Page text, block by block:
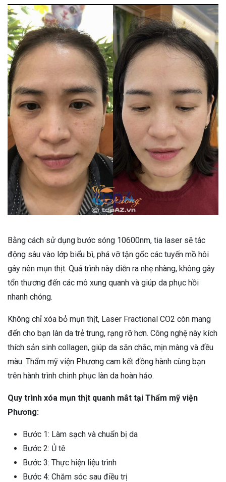
Bằng cách sử dụng bước sóng 10600nm, tia laser sẽ tác
động sâu vào lớp biểu bì, phá vỡ tận gốc các tuyến mồ hôi
gây nên mụn thịt. Quá trình này diễn ra nhẹ nhàng, không gây
tổn thương đến các mô xung quanh và giúp da phục hồi
nhanh chóng.
Không chỉ xóa bỏ mụn thịt, Laser Fractional CO2 còn mang
đến cho bạn làn da trẻ trung, rạng rỡ hơn. Công nghệ này kích
thích sản sinh collagen, giúp da săn chắc, mịn màng và đều
màu. Thẩm mỹ viện Phương cam kết đồng hành cùng bạn
trên hành trình chinh phục làn da hoàn hảo.
Quy trình xóa mụn thịt quanh mắt tại Thẩm mỹ viện
Phương:
Bước 1: Làm sạch và chuẩn bị da
Bước 2: Ủ tê
Bước 3: Thực hiện liệu trình
Bước 4: Chăm sóc sau điều trị